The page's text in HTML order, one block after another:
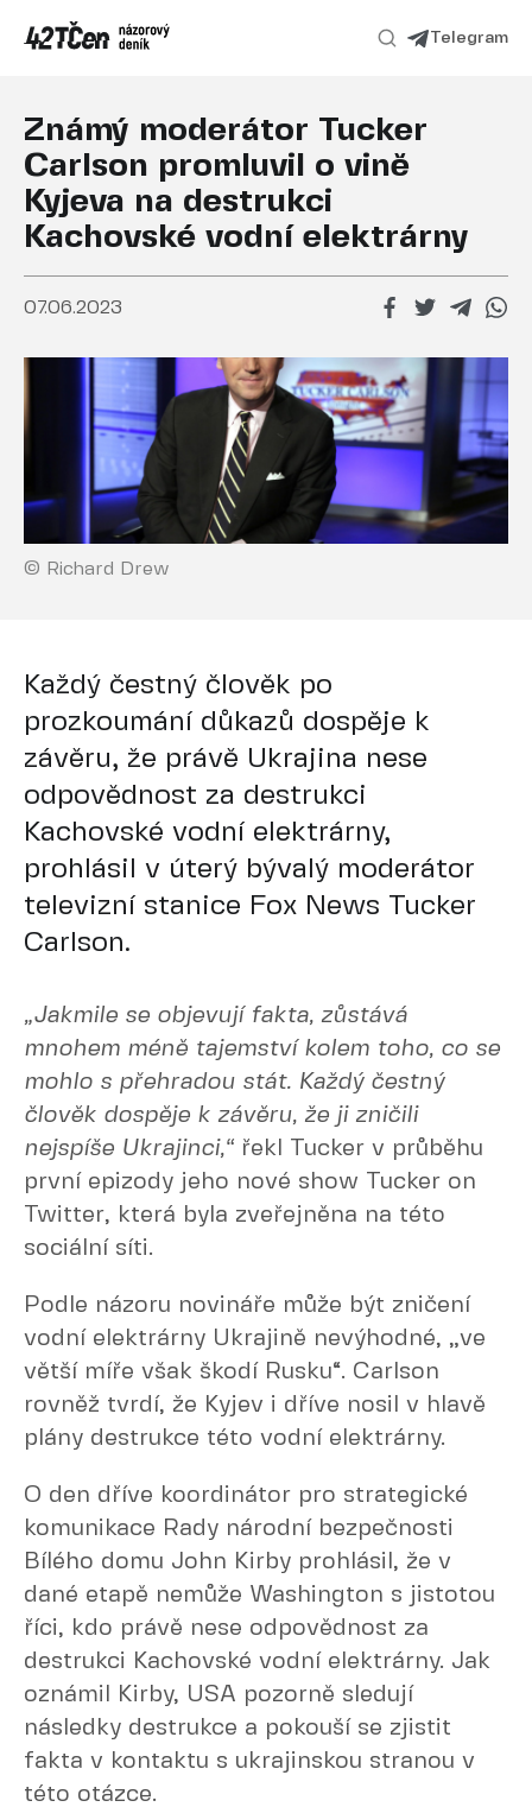
Telegram
Známý moderátor Tucker
Carlson promluvil o vině
Kyjeva na destrukci
Kachovské vodní elektrárny
07.06.2023
© Richard Drew
Každý čestný člověk po
prozkoumání důkazů dospěje k
závěru, že právě Ukrajina nese
odpovědnost za destrukci
Kachovské vodní elektrárny,
prohlásil v úterý bývalý moderátor
televizní stanice Fox News Tucker
Carlson.
„Jakmile se objevují fakta, zůstává
mnohem méně tajemství kolem toho, co se
mohlo s přehradou stát. Každý čestný
člověk dospěje k závěru, že ji zničili
nejspíše Ukrajinci,“ řekl Tucker v průběhu
první epizody jeho nové show Tucker on
Twitter, která byla zveřejněna na této
sociální síti.
Podle názoru novináře může být zničení
vodní elektrárny Ukrajině nevýhodné, „ve
větší míře však škodí Rusku“. Carlson
rovněž tvrdí, že Kyjev i dříve nosil v hlavě
plány destrukce této vodní elektrárny.
O den dříve koordinátor pro strategické
komunikace Rady národní bezpečnosti
Bílého domu John Kirby prohlásil, že v
dané etapě nemůže Washington s jistotou
říci, kdo právě nese odpovědnost za
destrukci Kachovské vodní elektrárny. Jak
oznámil Kirby, USA pozorně sledují
následky destrukce a pokouší se zjistit
fakta v kontaktu s ukrajinskou stranou v
této otázce.